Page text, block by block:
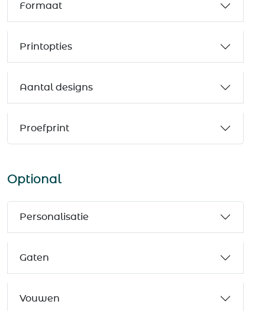
Formaat
Printopties
Aantal designs
Proefprint
Optional
Personalisatie
Gaten
Vouwen